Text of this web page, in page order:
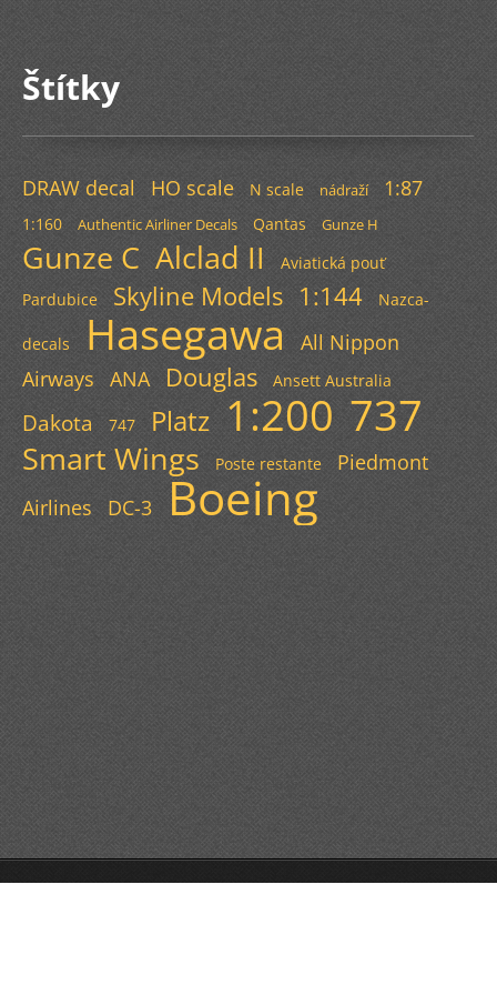
Štítky
DRAW decal HO scale N scale nádraží 1:87
1:160 Authentic Airliner Decals Qantas Gunze H
Gunze C Alclad II
Aviatická pouť
Pardubice
Skyline Models 1:144 Nazca-
decals Hasegawa
All Nippon
Airways
ANA Douglas Ansett Australia
Dakota 747 Platz 1:200 737
Smart Wings Poste restante
Piedmont
Airlines
DC-3 Boeing